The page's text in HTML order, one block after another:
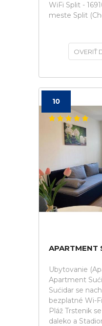
WiFi Split -
meste Split
OVERIŤ
10
APARTMENT
Ubytovanie
Apartment
Sućidar se
bezplatné Wi-
Pláž Trstenik
daleko a